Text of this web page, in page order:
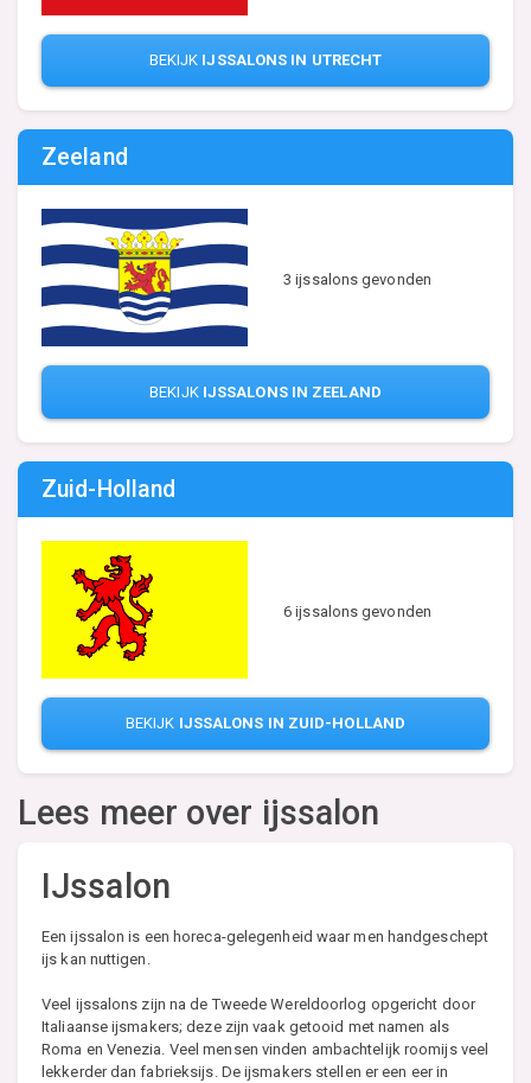
BEKIJK IJSSALONS IN UTRECHT
Zeeland
3 ijssalons gevonden
BEKIJK IJSSALONS IN ZEELAND
Zuid-Holland
6 ijssalons gevonden
BEKIJK IJSSALONS IN ZUID-HOLLAND
Lees meer over ijssalon
IJssalon
Een ijssalon is een horeca-gelegenheid waar men handgeschept
ijs kan nuttigen.
Veel ijssalons zijn na de Tweede Wereldoorlog opgericht door
Italiaanse ijsmakers; deze zijn vaak getooid met namen als
Roma en Venezia. Veel mensen vinden ambachtelijk roomijs veel
lekkerder dan fabrieksijs. De ijsmakers stellen er een eer in